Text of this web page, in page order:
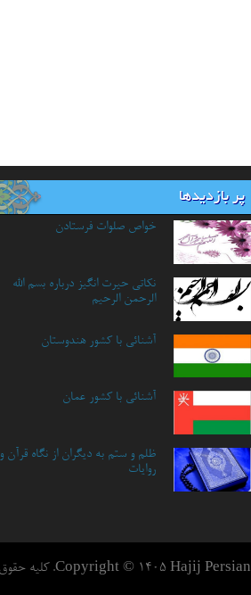
پر بازدیدها
خواص صلوات فرستادن
نكاتي حيرت انگيز درباره بسم الله
الرحمن الرحيم
آشنائی با کشور هندوستان
آشنائي با كشور عمان
ظلم و ستم به دیگران از نگاه قرآن و
روایات
Copyright © 1405 Hajij Persian. کلیه حقوق وب سایت محفوظ می باشد.